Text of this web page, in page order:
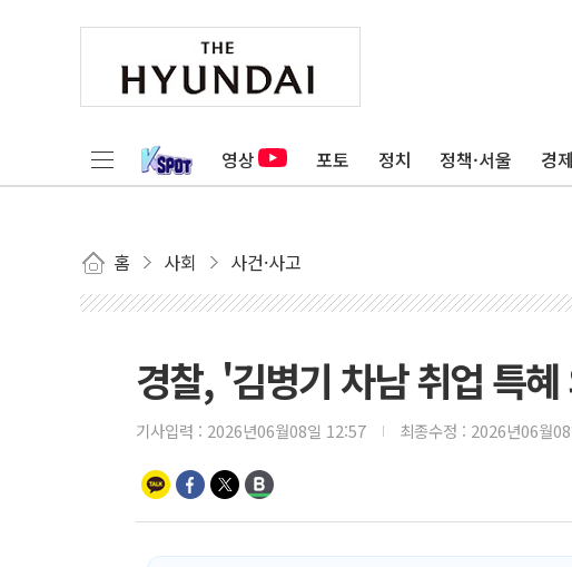
영상 포토 정치 정책·서울 경제
홈 사회 사건·사고
경찰, '김병기 차남 취업 특
기사입력 : 2026년06월08일 12:57 최종수정 : 2026년06월